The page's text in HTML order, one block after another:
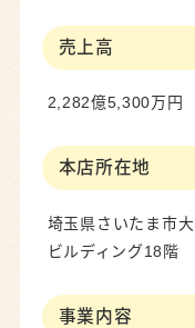
売上高
2,282億5,300万
本店所在地
埼玉県さいたま市
ビルディング18階
事業内容